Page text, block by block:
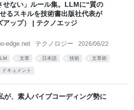
せない」ルール集。LLMに“質の
るスキルを技術書出版社代表が
アップ） | テクノエッジ
edge.net テクノロジー 2026/06/22
文章 日本語 技術 文章術
ドキュメント
が、素人バイブコーディング勢に